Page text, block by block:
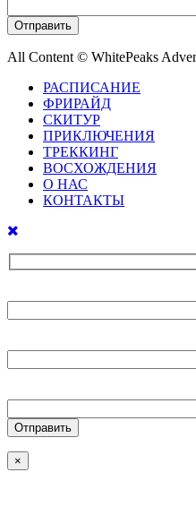
All Content © WhitePeaks
РАСПИСАНИЕ
ФРИРАЙД
СКИТУР
ПРИКЛЮЧЕНИЯ
ТРЕККИНГ
ВОСХОЖДЕНИЯ
О НАС
КОНТАКТЫ
×